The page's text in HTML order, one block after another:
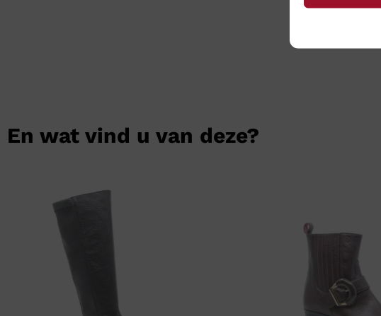
En wat vind u van deze?